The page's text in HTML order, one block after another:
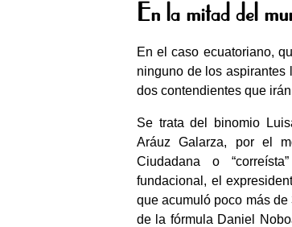
En la mitad del
En el caso ecuatoriano,
ninguno de los aspirantes
dos contendientes que
Se trata del binomio
Aráuz Galarza, por el
Ciudadana o
fundacional, el
que acumuló poco más
de la fórmula Daniel